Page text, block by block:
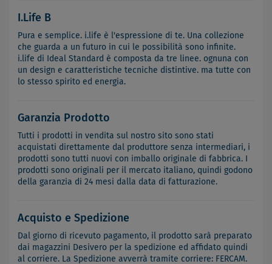
I.Life B
Pura e semplice. i.life è l'espressione di te. Una collezione
che guarda a un futuro in cui le possibilità sono infinite.
i.life di Ideal Standard è composta da tre linee. ognuna con
un design e caratteristiche tecniche distintive. ma tutte con
lo stesso spirito ed energia.
Garanzia Prodotto
Tutti i prodotti in vendita sul nostro sito sono stati
acquistati direttamente dal produttore senza intermediari, i
prodotti sono tutti nuovi con imballo originale di fabbrica. I
prodotti sono originali per il mercato italiano, quindi godono
della garanzia di 24 mesi dalla data di fatturazione.
Acquisto e Spedizione
Dal giorno di ricevuto pagamento, il prodotto sarà preparato
dai magazzini Desivero per la spedizione ed affidato quindi
al corriere. La Spedizione avverrà tramite corriere: FERCAM.